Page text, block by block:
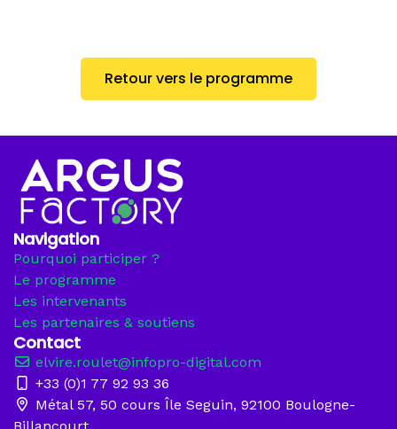
Retour vers le programme
Navigation
Pourquoi participer ?
Le programme
Les intervenants
Les partenaires & soutiens
Contact
elvire.roulet@infopro-digital.com
+33 (0)1 77 92 93 36
Métal 57, 50 cours Île Seguin, 92100 Boulogne-